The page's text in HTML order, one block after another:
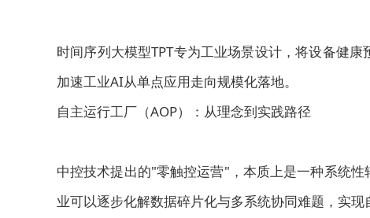
时间序列大模型TPT专为工业场景设计，将设备健
加速工业AI从单点应用走向规模化落地。
自主运行工厂（AOP）：从理念到实践路径
中控技术提出的"零触控运营"，本质上是一种系统
业可以逐步化解数据碎片化与多系统协同难题，实现